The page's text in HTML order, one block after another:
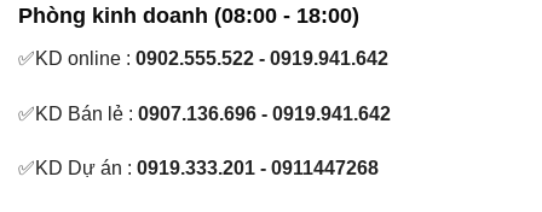
Phòng kinh doanh (08:00 - 18:00)
✅KD online : 0902.555.522 - 0919.941.642
✅KD Bán lẻ : 0907.136.696 - 0919.941.642
✅KD Dự án : 0919.333.201 - 0911447268